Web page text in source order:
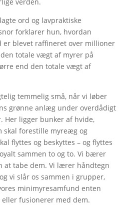
ord og lavpraktiske
forklarer hun, hvordan
er blevet raffineret over millioner
totale vægt af myrer på
end den totale vægt af
temmelig små, når vi løber
grønne anlæg under overdådigt
Her ligger bunker af hvide,
skal forestille myreæg og
flyttes og beskyttes – og flyttes
sammen to og to. Vi bærer
at tabe dem. Vi lærer håndtegn
vi slår os sammen i grupper,
minimyresamfund enten
fusionerer med dem.